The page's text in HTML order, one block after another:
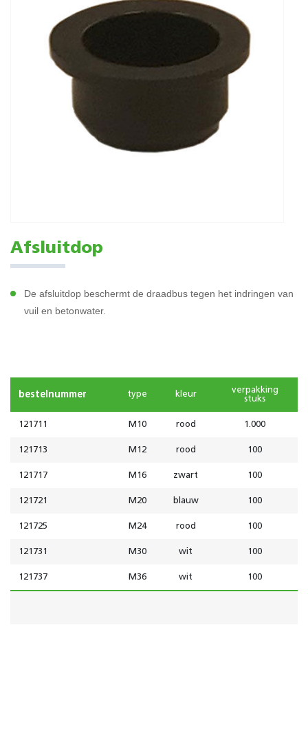
Afsluitdop
De afsluitdop beschermt de draadbus tegen het indringen van
vuil en betonwater.
bestelnummer type kleur
verpakking
stuks
121711 M10 rood 1.000
121713 M12 rood 100
121717 M16 zwart 100
121721 M20 blauw 100
121725 M24 rood 100
121731 M30 wit 100
121737 M36 wit 100